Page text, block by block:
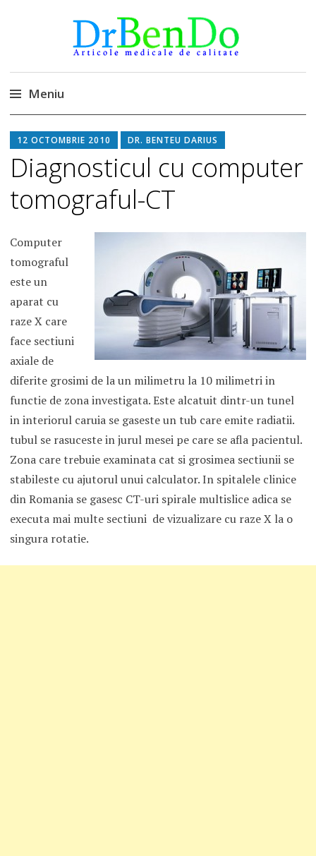
DrBendo.ro
Alimentatia sa iti fie medicatia
Meniu
la
conținut
12 OCTOMBRIE 2010 DR. BENTEU DARIUS
Diagnosticul cu computer
tomograful-CT
Computer
tomograful
este un
aparat cu
raze X care
face sectiuni
axiale de
diferite grosimi de la un milimetru la 10 milimetri in
functie de zona investigata. Este alcatuit dintr-un tunel
in interiorul caruia se gaseste un tub care emite radiatii.
tubul se rasuceste in jurul mesei pe care se afla pacientul.
Zona care trebuie examinata cat si grosimea sectiunii se
stabileste cu ajutorul unui calculator. In spitalele clinice
din Romania se gasesc CT-uri spirale multislice adica se
executa mai multe sectiuni de vizualizare cu raze X la o
singura rotatie.